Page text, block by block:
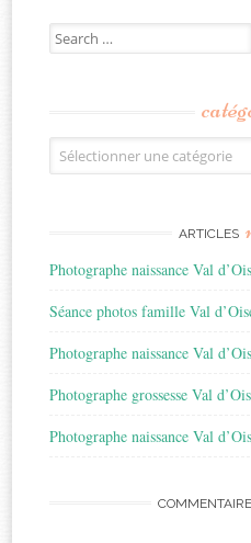
Search
for:
Catégories
ARTICLES
Photographe naissance Val
Séance photos famille Val
Photographe naissance Val
Photographe grossesse Val
Photographe naissance Val